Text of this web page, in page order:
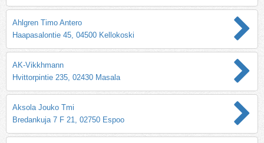
Ahlgren Timo Antero
Haapasalontie 45, 04500 Kellokoski
AK-Vikkhmann
Hvittorpintie 235, 02430 Masala
Aksola Jouko Tmi
Bredankuja 7 F 21, 02750 Espoo